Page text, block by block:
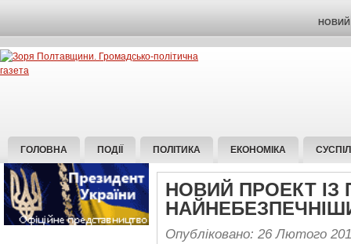
НОВИЙ
ГОЛОВНА ПОДІЇ ПОЛІТИКА ЕКОНОМІКА
НОВИЙ ПРОЕКТ ІЗ
Опубліковано: 26 Лютого